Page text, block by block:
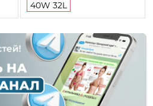
40W 32L